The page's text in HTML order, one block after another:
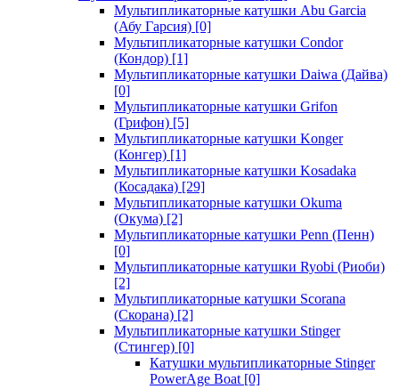
Мультипликаторные катушки Abu Garcia
(Абу Гарсия) [0]
Мультипликаторные катушки Condor
(Кондор) [1]
Мультипликаторные катушки Daiwa (Дайва)
[0]
Мультипликаторные катушки Grifon
(Грифон) [5]
Мультипликаторные катушки Konger
(Конгер) [1]
Мультипликаторные катушки Kosadaka
(Косадака) [29]
Мультипликаторные катушки Okuma
(Окума) [2]
Мультипликаторные катушки Penn (Пенн)
[0]
Мультипликаторные катушки Ryobi (Риоби)
[2]
Мультипликаторные катушки Scorana
(Скорана) [2]
Мультипликаторные катушки Stinger
(Стингер) [0]
Катушки мультипликаторные Stinger
PowerAge Boat [0]